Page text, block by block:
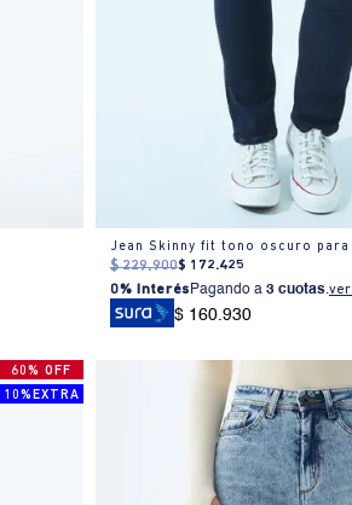
Jean Skinny fit tono oscuro para
$ 229.900$ 172.425
0% Interés Pagando a 3 cuotas.ver
$ 160.930
60% OFF
10%EXTRA